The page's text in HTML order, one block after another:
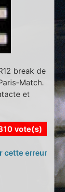
break de
Match.
et
vote(s)
cette erreur